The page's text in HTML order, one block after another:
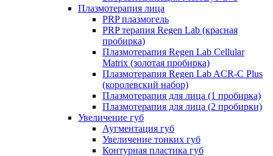
Плазмотерапия лица
PRP плазмогель
PRP терапия Regen Lab (красная
пробирка)
Плазмотерапия Regen Lab Cellular
Matrix (золотая пробирка)
Плазмотерапия Regen Lab ACR-C Plus
(королевский набор)
Плазмотерапия для лица (1 пробирка)
Плазмотерапия для лица (2 пробирки)
Увеличение губ
Аугментация губ
Увеличение тонких губ
Контурная пластика губ